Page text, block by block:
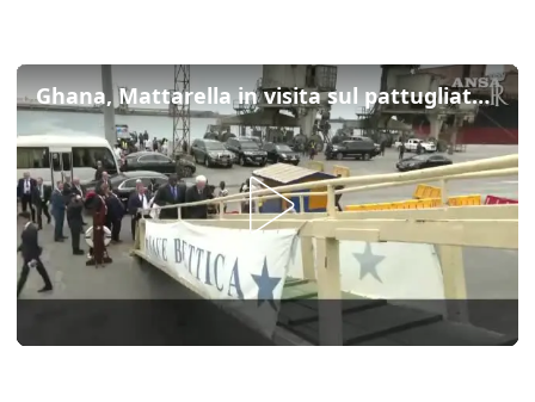
Ghana, Mattarella in visita sul pattugliatore italiano Bettica